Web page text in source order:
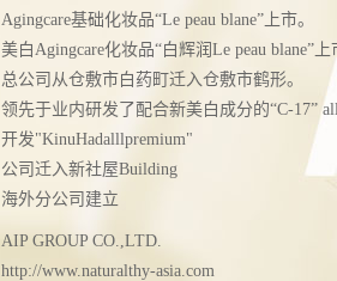
Agingcare基础化妆品“Le peau blane”上市。
美白Agingcare化妆品“白辉润Le peau blane”上
总公司从仓敷市白药町迁入仓敷市鹤形。
领先于业内研发了配合新美白成分的“C-17”
开发"KinuHadalllpremium"
公司迁入新社屋Building
海外分公司建立
AIP GROUP CO.,LTD.
http://www.naturalthy-asia.com